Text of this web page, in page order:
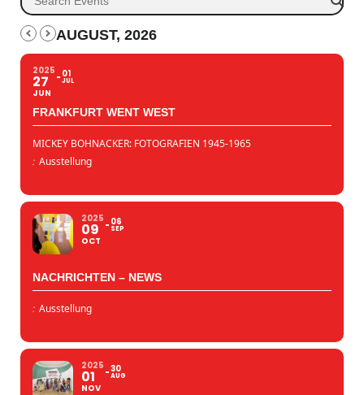
AUGUST, 2026
2025
27
JUN
01
JUL
FRANKFURT WENT WEST
MICKEY BOHNACKER: FOTOGRAFIEN 1945-1965
: Ausstellung
2025
09
OCT
06
SEP
NACHRICHTEN – NEWS
: Ausstellung
2025
01
NOV
30
AUG